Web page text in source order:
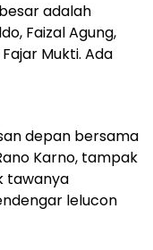
adalah
Faizal Agung,
Mukti. Ada
depan bersama
Karno, tampak
tawanya
lelucon